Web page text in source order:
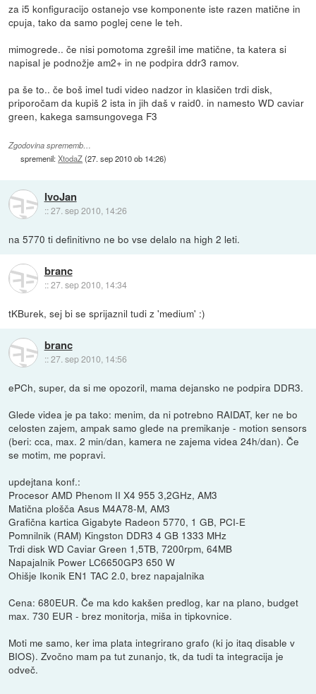
za i5 konfiguracijo ostanejo vse komponente iste razen matične in
cpuja, tako da samo poglej cene le teh.
mimogrede.. če nisi pomotoma zgrešil ime matične, ta katera si
napisal je podnožje am2+ in ne podpira ddr3 ramov.
pa še to.. če boš imel tudi video nadzor in klasičen trdi disk,
priporočam da kupiš 2 ista in jih daš v raid0. in namesto WD caviar
green, kakega samsungovega F3
Zgodovina sprememb…
spremenil:XtodaZ(27. sep 2010 ob 14:26)
IvoJan
::27. sep 2010, 14:26
na 5770 ti definitivno ne bo vse delalo na high 2 leti.
branc
::27. sep 2010, 14:34
tKBurek, sej bi se sprijaznil tudi z 'medium' :)
branc
::27. sep 2010, 14:56
ePCh, super, da si me opozoril, mama dejansko ne podpira DDR3.
Glede videa je pa tako: menim, da ni potrebno RAIDAT, ker ne bo
celosten zajem, ampak samo glede na premikanje - motion sensors
(beri: cca, max. 2 min/dan, kamera ne zajema videa 24h/dan). Če
se motim, me popravi.
updejtana konf.:
Procesor AMD Phenom II X4 955 3,2GHz, AM3
Matična plošča Asus M4A78-M, AM3
Grafična kartica Gigabyte Radeon 5770, 1 GB, PCI-E
Pomnilnik (RAM) Kingston DDR3 4 GB 1333 MHz
Trdi disk WD Caviar Green 1,5TB, 7200rpm, 64MB
Napajalnik Power LC6650GP3 650 W
Ohišje Ikonik EN1 TAC 2.0, brez napajalnika
Cena: 680EUR. Če ma kdo kakšen predlog, kar na plano, budget
max. 730 EUR - brez monitorja, miša in tipkovnice.
Moti me samo, ker ima plata integrirano grafo (ki jo itaq disable v
BIOS). Zvočno mam pa tut zunanjo, tk, da tudi ta integracija je
odveč.